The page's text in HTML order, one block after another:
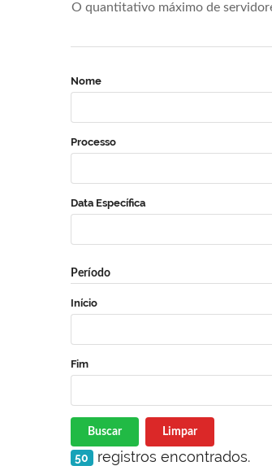
O quantitativo máximo de
Nome
Processo
Data Específica
Período
Início
Fim
Buscar Limpar
50 registros encontrados.